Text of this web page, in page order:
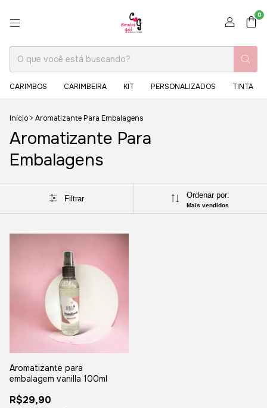
0
CARIMBOS CARIMBEIRA KIT PERSONALIZADOS TINTA
Início > Aromatizante Para Embalagens
Aromatizante Para
Embalagens
Filtrar Ordenar por:
Mais vendidos
Aromatizante para
embalagem vanilla 100ml
R$29,90